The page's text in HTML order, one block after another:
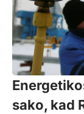
sako, kad